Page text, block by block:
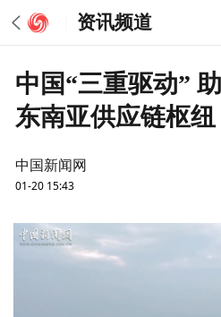
资讯频道
中国“三重驱动”
东南亚供应链枢
中国新闻网
01-20 15:43